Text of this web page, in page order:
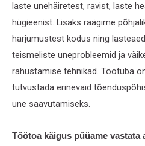
laste unehäiretest, ravist, laste
hügieenist. Lisaks räägime
harjumustest kodus ning
teismeliste uneprobleemid ja
rahustamise tehnikad. Töötuba
tutvustada erinevaid
une saavutamiseks.
Töötoa käigus püüame vastata